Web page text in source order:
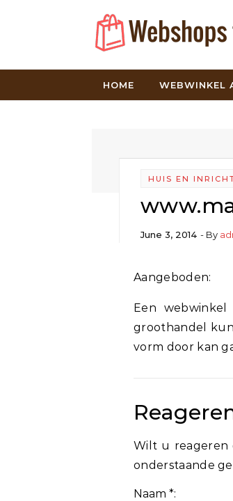
HOME WEBWINKEL
HUIS EN
June 3, 2014 - By
Aangeboden:
Een webwinkel
groothandel
vorm door kan
Wilt u reageren
onderstaande
Naam *: